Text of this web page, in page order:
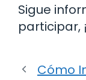
Sigue
participar,
Cómo